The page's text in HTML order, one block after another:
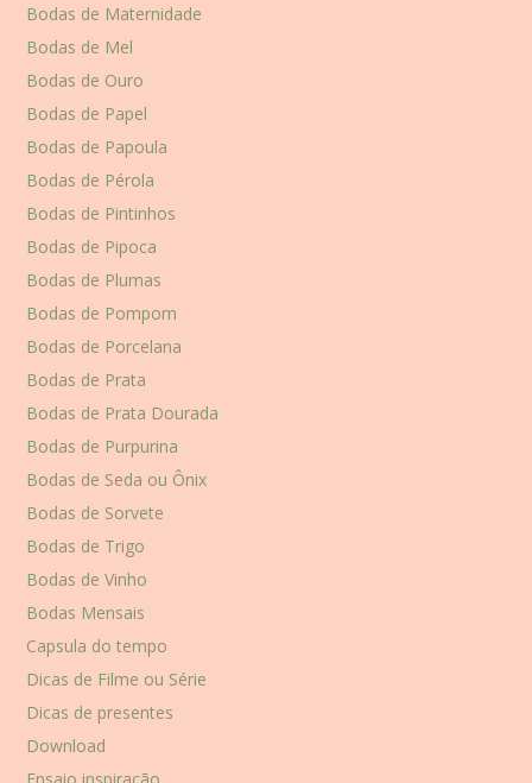
Bodas de Maternidade
Bodas de Mel
Bodas de Ouro
Bodas de Papel
Bodas de Papoula
Bodas de Pérola
Bodas de Pintinhos
Bodas de Pipoca
Bodas de Plumas
Bodas de Pompom
Bodas de Porcelana
Bodas de Prata
Bodas de Prata Dourada
Bodas de Purpurina
Bodas de Seda ou Ônix
Bodas de Sorvete
Bodas de Trigo
Bodas de Vinho
Bodas Mensais
Capsula do tempo
Dicas de Filme ou Série
Dicas de presentes
Download